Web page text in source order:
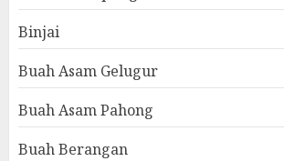
Binjai
Buah Asam Gelugur
Buah Asam Pahong
Buah Berangan